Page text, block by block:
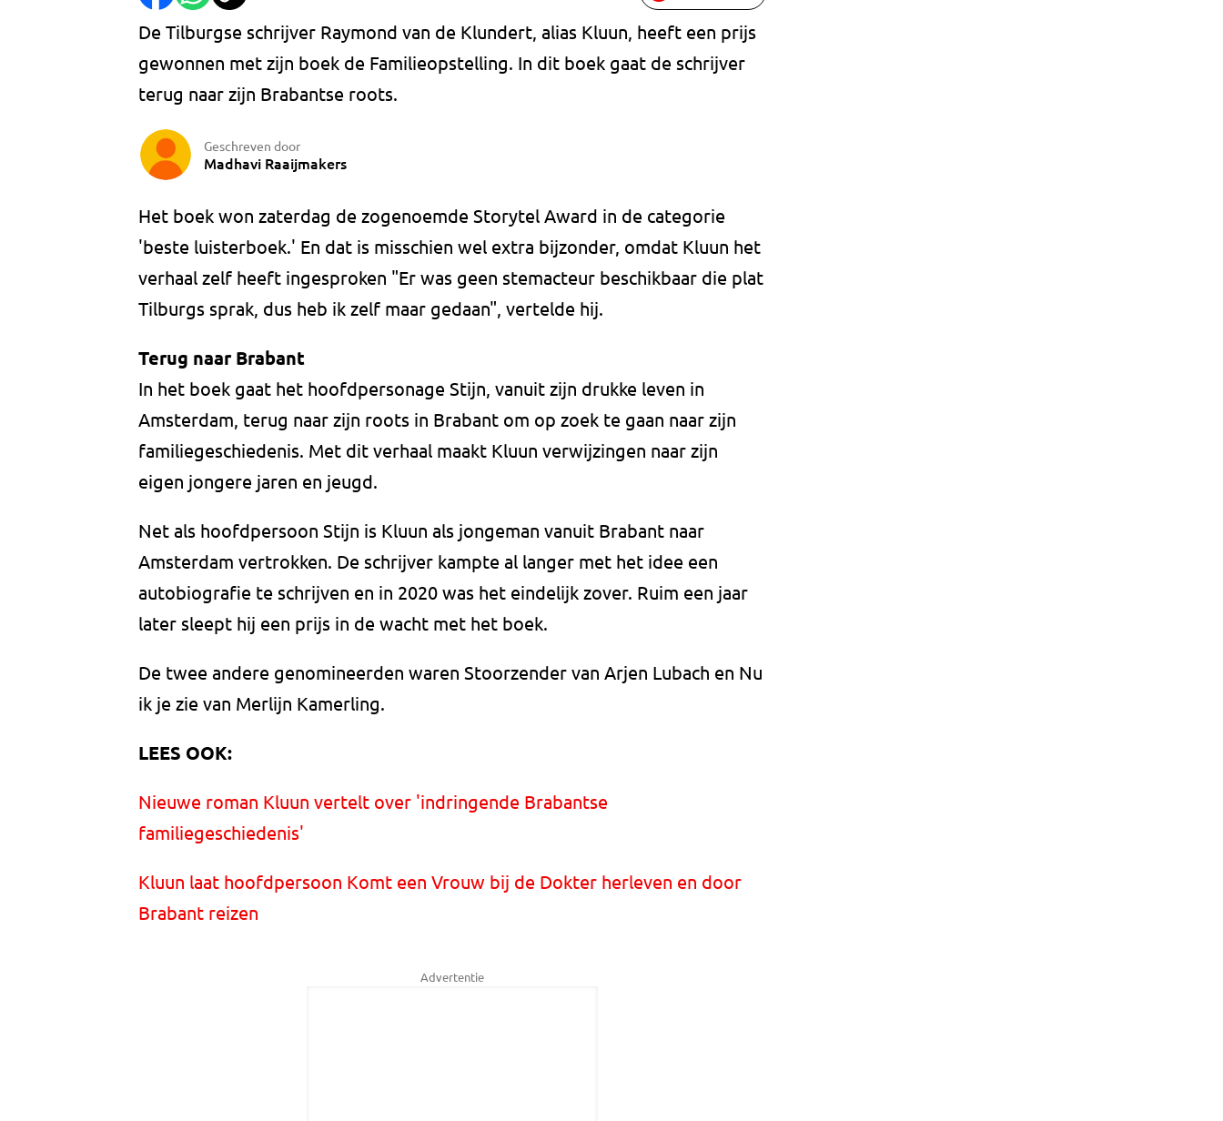
De Tilburgse schrijver Raymond van de Klundert, alias Kluun, heeft een prijs
gewonnen met zijn boek de Familieopstelling. In dit boek gaat de schrijver
terug naar zijn Brabantse roots.
Geschreven door
Madhavi Raaijmakers
Het boek won zaterdag de zogenoemde Storytel Award in de categorie
'beste luisterboek.' En dat is misschien wel extra bijzonder, omdat Kluun het
verhaal zelf heeft ingesproken "Er was geen stemacteur beschikbaar die plat
Tilburgs sprak, dus heb ik zelf maar gedaan", vertelde hij.
Terug naar Brabant
In het boek gaat het hoofdpersonage Stijn, vanuit zijn drukke leven in
Amsterdam, terug naar zijn roots in Brabant om op zoek te gaan naar zijn
familiegeschiedenis. Met dit verhaal maakt Kluun verwijzingen naar zijn
eigen jongere jaren en jeugd.
Net als hoofdpersoon Stijn is Kluun als jongeman vanuit Brabant naar
Amsterdam vertrokken. De schrijver kampte al langer met het idee een
autobiografie te schrijven en in 2020 was het eindelijk zover. Ruim een jaar
later sleept hij een prijs in de wacht met het boek.
De twee andere genomineerden waren Stoorzender van Arjen Lubach en Nu
ik je zie van Merlijn Kamerling.
LEES OOK:
Nieuwe roman Kluun vertelt over 'indringende Brabantse
familiegeschiedenis'
Kluun laat hoofdpersoon Komt een Vrouw bij de Dokter herleven en door
Brabant reizen
Advertentie